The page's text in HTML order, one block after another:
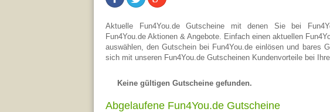
Aktuelle Fun4You.de Gutscheine mit denen Sie bei
Fun4You.de Aktionen & Angebote. Einfach einen aktuellen
auswählen, den Gutschein bei Fun4You.de einlösen und bares
sich mit unseren Fun4You.de Gutscheinen Kundenvorteile bei
Keine gültigen Gutscheine gefunden.
Abgelaufene Fun4You.de Gutscheine